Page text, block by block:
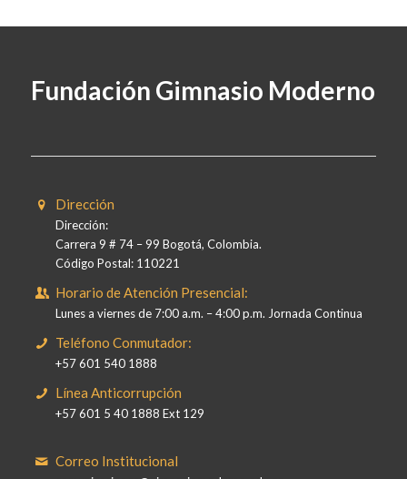
Fundación Gimnasio Moderno
Dirección
Dirección:
Carrera 9 # 74 – 99 Bogotá, Colombia.
Código Postal: 110221
Horario de Atención Presencial:
Lunes a viernes de 7:00 a.m. – 4:00 p.m. Jornada Continua
Teléfono Conmutador:
+57 601 540 1888
Línea Anticorrupción
+57 601 5 40 1888 Ext 129
Correo Institucional